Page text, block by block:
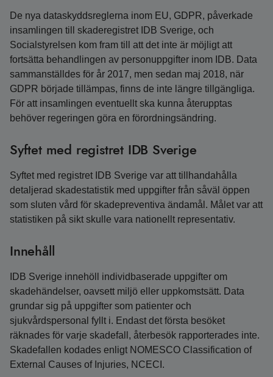
De nya dataskyddsreglerna inom EU, GDPR, påverkade
insamlingen till skaderegistret IDB Sverige, och
Socialstyrelsen kom fram till att det inte är möjligt att
fortsätta behandlingen av personuppgifter inom IDB. Data
sammanställdes för år 2017, men sedan maj 2018, när
GDPR började tillämpas, finns de inte längre tillgängliga.
För att insamlingen eventuellt ska kunna återupptas
behöver regeringen göra en förordningsändring.
Syftet med registret IDB Sverige
Syftet med registret IDB Sverige var att tillhandahålla
detaljerad skadestatistik med uppgifter från såväl öppen
som sluten vård för skadepreventiva ändamål. Målet var att
statistiken på sikt skulle vara nationellt representativ.
Innehåll
IDB Sverige innehöll individbaserade uppgifter om
skadehändelser, oavsett miljö eller uppkomstsätt. Data
grundar sig på uppgifter som patienter och
sjukvårdspersonal fyllt i. Endast det första besöket
räknades för varje skadefall, återbesök rapporterades inte.
Skadefallen kodades enligt NOMESCO Classification of
External Causes of Injuries, NCECI.